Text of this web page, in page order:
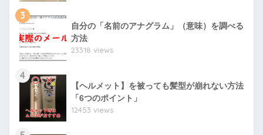
3
自分の「名前のアナグラム」（意味）を調べる
方法
23318 views
4
【ヘルメット】を被っても髪型が崩れない方法
「6つのポイント」
12453 views